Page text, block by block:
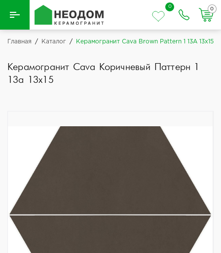
Назад
Керамическая плитка
0
0
Главная / Каталог / Керамогранит Cava Brown Pattern 1 13A 13x15
Керамогранит Cava Коричневый Паттерн 1
13a 13x15